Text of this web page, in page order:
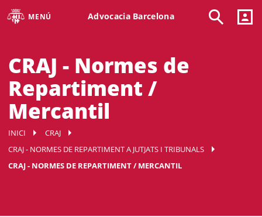
MENÚ Advocacia Barcelona
CRAJ - Normes de
Repartiment /
Mercantil
INICI
CRAJ
CRAJ - NORMES DE REPARTIMENT A JUTJATS I TRIBUNALS
CRAJ - NORMES DE REPARTIMENT / MERCANTIL